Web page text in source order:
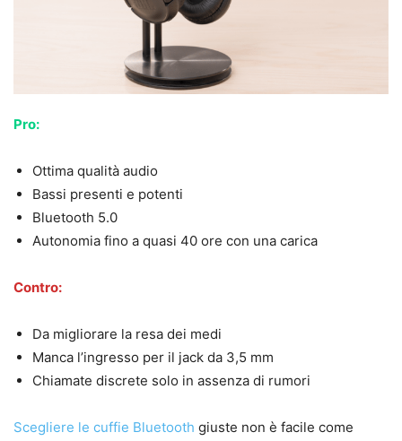
Pro:
Ottima qualità audio
Bassi presenti e potenti
Bluetooth 5.0
Autonomia fino a quasi 40 ore con una carica
Contro:
Da migliorare la resa dei medi
Manca l’ingresso per il jack da 3,5 mm
Chiamate discrete solo in assenza di rumori
Scegliere le cuffie Bluetooth giuste non è facile come